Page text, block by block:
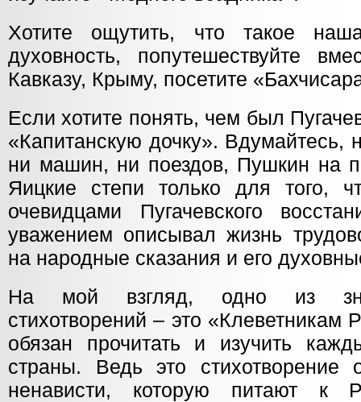
Хотите ощутить, что такое
духовность, попутешествуйте
Кавказу, Крыму, посетите
Если хотите понять, чем был
«Капитанскую дочку». Вдумайтесь,
ни машин, ни поездов, Пушкин на
Яицкие степи только для того,
очевидцами Пугачевского
уважением описывал жизнь
на народные сказания и его
На мой взгляд, одно из
стихотворений – это «Клеветникам
обязан прочитать и изучить
страны. Ведь это стихотворение
ненависти, которую питают к